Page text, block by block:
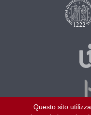
Questo sito